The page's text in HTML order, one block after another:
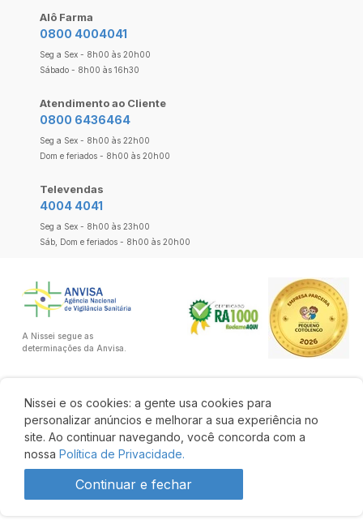
R$ 353,32
Nissei e os cookies: a gente usa cookies para
personalizar anúncios e melhorar a sua experiência no
site. Ao continuar navegando, você concorda com a
nossa Política de Privacidade.
Continuar e fechar
Alô Farma
0800 4004041
Seg a Sex - 8h00 às 20h00
Sábado - 8h00 às 16h30
Atendimento ao Cliente
0800 6436464
Seg a Sex - 8h00 às 22h00
Dom e feriados - 8h00 às 20h00
Televendas
4004 4041
Seg a Sex - 8h00 às 23h00
Sáb, Dom e feriados - 8h00 às 20h00
A Nissei segue as
determinações da Anvisa.